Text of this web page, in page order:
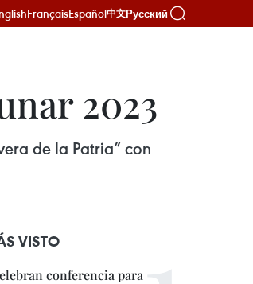
FrançaisEspañol中文Русский
2023
de la Patria” con
VISTO
conferencia para